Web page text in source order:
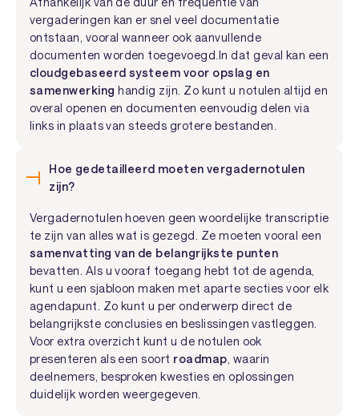
vergaderingen kan er snel veel documentatie
ontstaan, vooral wanneer ook aanvullende
documenten worden toegevoegd.In dat geval kan een
cloudgebaseerd systeem voor opslag en
samenwerking handig zijn. Zo kunt u notulen altijd en
overal openen en documenten eenvoudig delen via
links in plaats van steeds grotere bestanden.
Hoe gedetailleerd moeten vergadernotulen
zijn?
Vergadernotulen hoeven geen woordelijke transcriptie
te zijn van alles wat is gezegd. Ze moeten vooral een
samenvatting van de belangrijkste punten
bevatten. Als u vooraf toegang hebt tot de agenda,
kunt u een sjabloon maken met aparte secties voor elk
agendapunt. Zo kunt u per onderwerp direct de
belangrijkste conclusies en beslissingen vastleggen.
Voor extra overzicht kunt u de notulen ook
presenteren als een soort roadmap , waarin
deelnemers, besproken kwesties en oplossingen
duidelijk worden weergegeven.